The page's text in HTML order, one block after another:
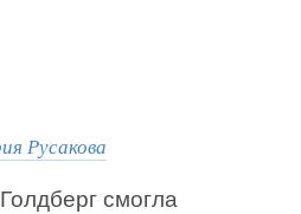
Русакова
смогла